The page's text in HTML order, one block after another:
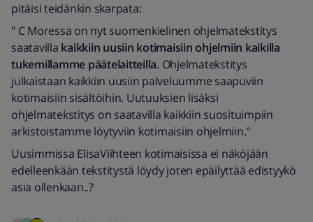
pitäisi teidänkin skarpata:
" C Moressa on nyt suomenkielinen ohjelmatekstitys
saatavilla kaikkiin uusiin kotimaisiin ohjelmiin kaikilla
tukemillamme päätelaitteilla. Ohjelmatekstitys
julkaistaan kaikkiin uusiin palveluumme saapuviin
kotimaisiin sisältöihin. Uutuuksien lisäksi
ohjelmatekstitys on saatavilla kaikkiin suosituimpiin
arkistoistamme löytyviin kotimaisiin ohjelmiin."
Uusimmissa ElisaViihteen kotimaisissa ei näköjään
edelleenkään tekstitystä löydy joten epäilyttää edistyykö
asia ollenkaan..?